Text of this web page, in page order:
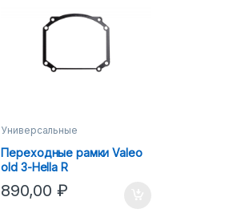
Универсальные
Переходные рамки Valeo
old 3-Hella R
890,00 ₽